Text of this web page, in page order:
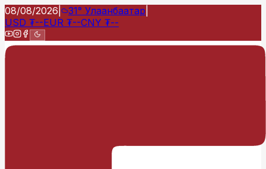
08/08/2026 31° Улаанбаатар
USD ₮--EUR ₮--CNY ₮--